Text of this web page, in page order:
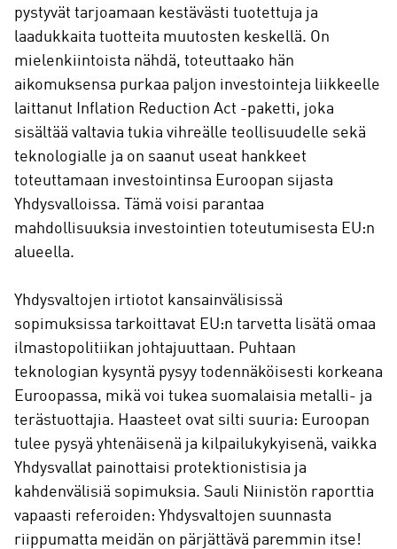
pystyvät tarjoamaan kestävästi tuotettuja ja
laadukkaita tuotteita muutosten keskellä. On
mielenkiintoista nähdä, toteuttaako hän
aikomuksensa purkaa paljon investointeja liikkeelle
laittanut Inflation Reduction Act -paketti, joka
sisältää valtavia tukia vihreälle teollisuudelle sekä
teknologialle ja on saanut useat hankkeet
toteuttamaan investointinsa Euroopan sijasta
Yhdysvalloissa. Tämä voisi parantaa
mahdollisuuksia investointien toteutumisesta EU:n
alueella.
Yhdysvaltojen irtiotot kansainvälisissä
sopimuksissa tarkoittavat EU:n tarvetta lisätä omaa
ilmastopolitiikan johtajuuttaan. Puhtaan
teknologian kysyntä pysyy todennäköisesti korkeana
Euroopassa, mikä voi tukea suomalaisia metalli- ja
terästuottajia. Haasteet ovat silti suuria: Euroopan
tulee pysyä yhtenäisenä ja kilpailukykyisenä, vaikka
Yhdysvallat painottaisi protektionistisia ja
kahdenvälisiä sopimuksia. Sauli Niinistön raporttia
vapaasti referoiden: Yhdysvaltojen suunnasta
riippumatta meidän on pärjättävä paremmin itse!